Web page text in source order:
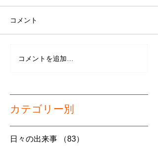
コメント
コメントを追加…
カテゴリー別
日々の出来事 （83）